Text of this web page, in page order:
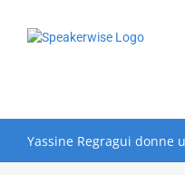
contenu
Yassine Regragui donne